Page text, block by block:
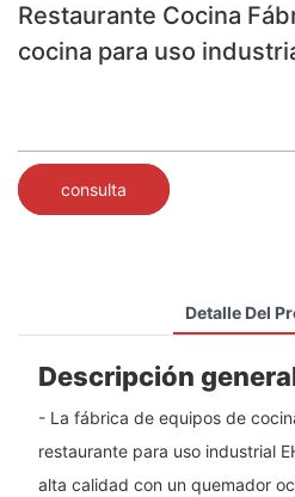
Restaurante Cocina
cocina para uso
consulta
Detalle Del
Descripción
- La fábrica de equipos de
restaurante para uso industrial
alta calidad con un quemador